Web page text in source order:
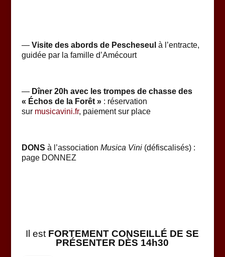
— Visite des abords de Pescheseul à l’entracte,
guidée par la famille d’Amécourt
— Dîner 20h avec les trompes de chasse des
« Échos de la Forêt »: réservation
sur musicavini.fr, paiement sur place
DONS à l’association Musica Vini(défiscalisés) :
page DONNEZ
Il est FORTEMENT CONSEILLÉ DE SE
PRÉSENTER DÈS 14h30